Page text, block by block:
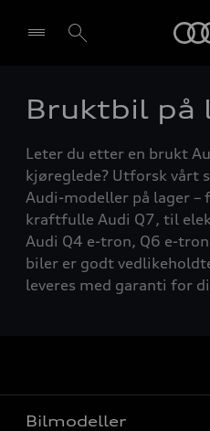
Velg forhandler
Bruktbil på
Leter du etter en brukt
kjøreglede? Utforsk vårt
Audi-modeller på lager –
kraftfulle Audi Q7, til
Audi Q4 e-tron, Q6 e-
biler er godt
leveres med garanti for
Bilmodeller